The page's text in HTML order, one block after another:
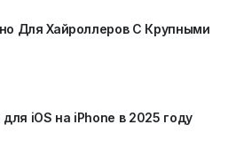
Для Хайроллеров С Крупными
iOS на iPhone в 2025 году